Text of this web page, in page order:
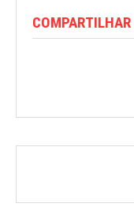
COMPARTILHAR